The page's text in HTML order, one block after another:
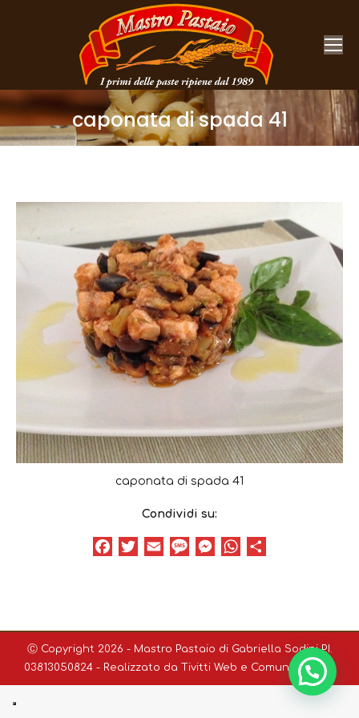
caponata di spada 41
You are here:
caponata di spada 41
Condividi su:
Facebook
TwitterEmailMessageMessenger
WhatsApp
Ⓒ Copyright 2026 - Mastro Pastaio di Gabriella Sodini P.I.
03813050824 - Realizzato da
Tivitti Web e Comunicazione